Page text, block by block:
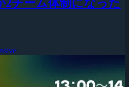
2チーム体制になった